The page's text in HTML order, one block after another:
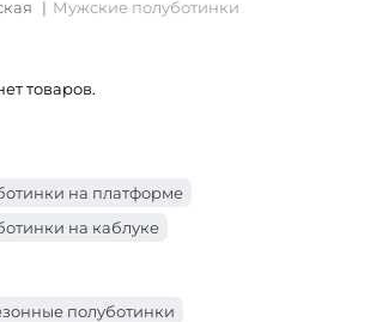
Мужские полуботинки
товаров.
на платформе
на каблуке
полуботинки